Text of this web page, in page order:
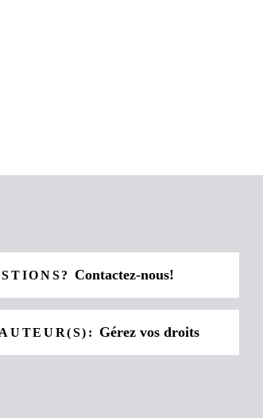
Contactez-nous!
Gérez vos droits